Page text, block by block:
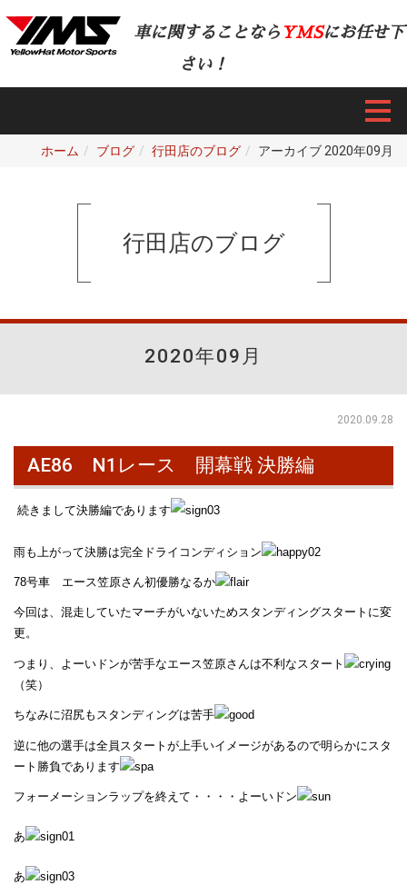
車に関することなら YMSにお任せ下
さい！
ホーム ブログ 行田店のブログ アーカイブ 2020年09月
行田店のブログ
2020年09月
2020.09.28
AE86 N1レース 開幕戦 決勝編
続きまして決勝編であります
雨も上がって決勝は完全ドライコンディション
78号車 エース笠原さん初優勝なるか
今回は、混走していたマーチがいないためスタンディングスタートに変
更。
つまり、よーいドンが苦手なエース笠原さんは不利なスタート
（笑）
ちなみに沼尻もスタンディングは苦手
逆に他の選手は全員スタートが上手いイメージがあるので明らかにスタ
ート勝負であります
フォーメーションラップを終えて・・・・よーいドン
あ
あ